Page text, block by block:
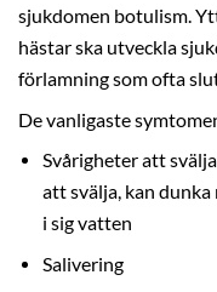
sjukdomen botulism.
hästar ska utveckla
förlamning som ofta
De vanligaste
Svårigheter att
att svälja, kan
i sig vatten
Salivering